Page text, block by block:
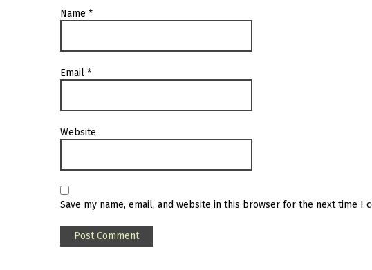
Name *
Email *
Website
Save my name, email, and website in this browser for the next time I